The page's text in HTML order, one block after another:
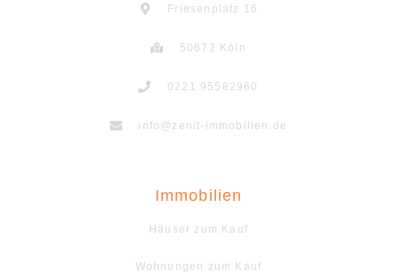
Friesenplatz 16
50672 Köln
0221 95582960
info@zenit-immobilien.de
Immobilien
Häuser zum Kauf
Wohnungen zum Kauf